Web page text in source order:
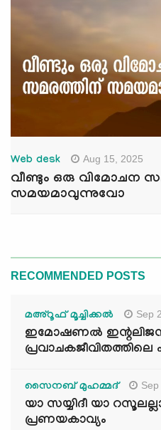
Web desk Aug 15, 2025
വീണ്ടും ഒരു വിമോചന
സമയമാവുന്നുവോ
RECOMMENDED POSTS
മഅ്റൂഫ് മൂച്ചിക്കല്‍ Sep
ഇമോഷണൽ
പ്രവാചകജീവിതത്തിലെ
സൈനബ് മുഹമ്മദ്
യാ സയ്യിദീ യാ
പ്രണയകാവ്യം